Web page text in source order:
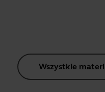
Wszystkie